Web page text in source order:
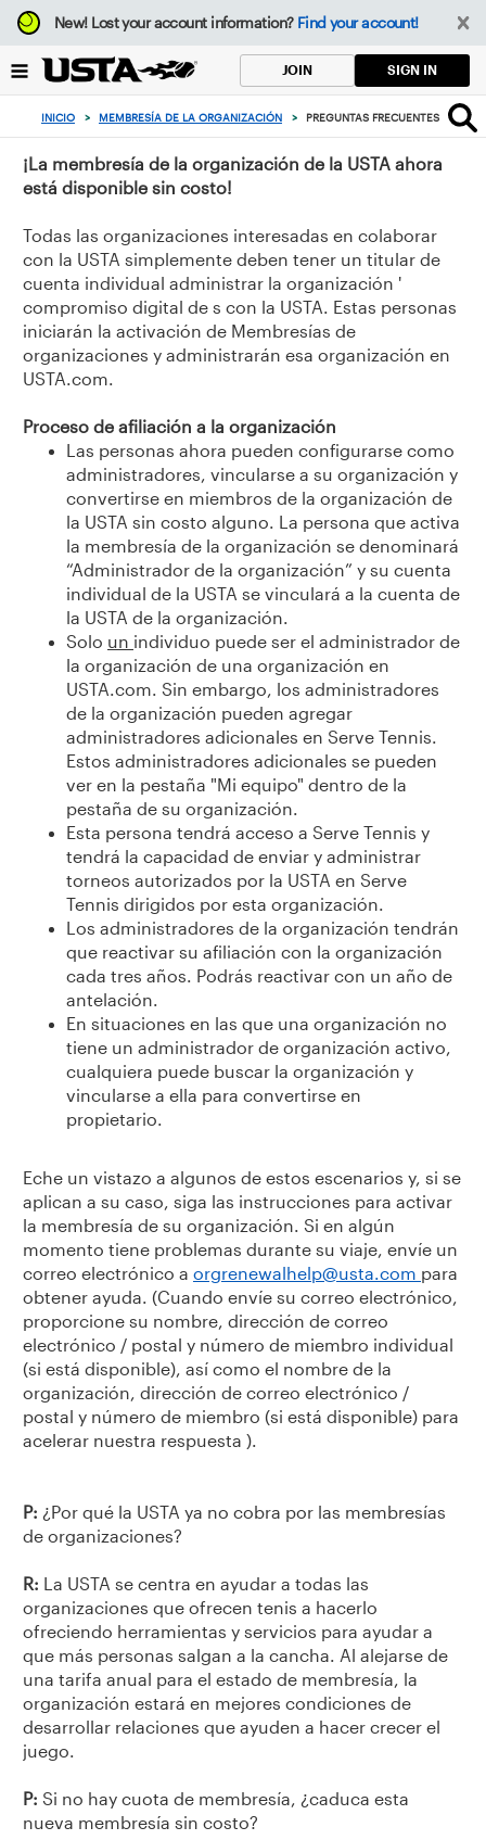
Enfoque
desde
botón
volver
principio
New!Lost your account information? Find your account!
JOIN SIGN IN
INICIO > MEMBRESÍA DE LA ORGANIZACIÓN > PREGUNTAS FRECUENTES
¡La membresía de la organización de la USTA ahora
está disponible sin costo!
Todas las organizaciones interesadas en colaborar
con la USTA simplemente deben tener un titular de
cuenta individual administrar la organización '
compromiso digital de s con la USTA. Estas personas
iniciarán la activación de Membresías de
organizaciones y administrarán esa organización en
USTA.com.
Proceso de afiliación a la organización
Las personas ahora pueden configurarse como
administradores, vincularse a su organización y
convertirse en miembros de la organización de
la USTA sin costo alguno. La persona que activa
la membresía de la organización se denominará
“Administrador de la organización” y su cuenta
individual de la USTA se vinculará a la cuenta de
la USTA de la organización.
Solo un individuo puede ser el administrador de
la organización de una organización en
USTA.com. Sin embargo, los administradores
de la organización pueden agregar
administradores adicionales en Serve Tennis.
Estos administradores adicionales se pueden
ver en la pestaña "Mi equipo" dentro de la
pestaña de su organización.
Esta persona tendrá acceso a Serve Tennis y
tendrá la capacidad de enviar y administrar
torneos autorizados por la USTA en Serve
Tennis dirigidos por esta organización.
Los administradores de la organización tendrán
que reactivar su afiliación con la organización
cada tres años. Podrás reactivar con un año de
antelación.
En situaciones en las que una organización no
tiene un administrador de organización activo,
cualquiera puede buscar la organización y
vincularse a ella para convertirse en
propietario.
Eche un vistazo a algunos de estos escenarios y, si se
aplican a su caso, siga las instrucciones para activar
la membresía de su organización. Si en algún
momento tiene problemas durante su viaje, envíe un
correo electrónico a orgrenewalhelp@usta.com para
obtener ayuda. (Cuando envíe su correo electrónico,
proporcione su nombre, dirección de correo
electrónico / postal y número de miembro individual
(si está disponible), así como el nombre de la
organización, dirección de correo electrónico /
postal y número de miembro (si está disponible) para
acelerar nuestra respuesta ).
P: ¿Por qué la USTA ya no cobra por las membresías
de organizaciones?
R:
La USTA se centra en ayudar a todas las
organizaciones que ofrecen tenis a hacerlo
ofreciendo herramientas y servicios para ayudar a
que más personas salgan a la cancha. Al alejarse de
una tarifa anual para el estado de membresía, la
organización estará en mejores condiciones de
desarrollar relaciones que ayuden a hacer crecer el
juego.
P: Si no hay cuota de membresía, ¿caduca esta
nueva membresía sin costo?